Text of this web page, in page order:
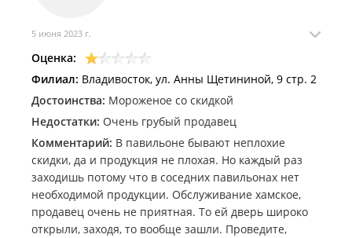
5 июня 2023 г.
Оценка:
Филиал: Владивосток, ул. Анны Щетининой, 9 стр. 2
Достоинства: Мороженое со скидкой
Недостатки: Очень грубый продавец
Комментарий: В павильоне бывают неплохие
скидки, да и продукция не плохая. Но каждый раз
заходишь потому что в соседних павильонах нет
необходимой продукции. Обслуживание хамское,
продавец очень не приятная. То ей дверь широко
открыли, заходя, то вообще зашли. Проведите,